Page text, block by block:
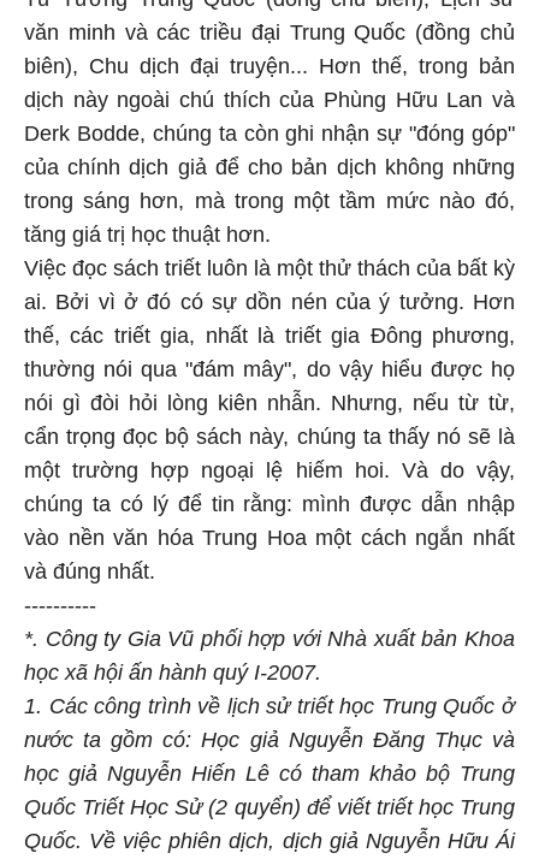
văn minh và các triều đại Trung Quốc (đồng chủ
biên), Chu dịch đại truyện... Hơn thế, trong bản
dịch này ngoài chú thích của Phùng Hữu Lan và
Derk Bodde, chúng ta còn ghi nhận sự "đóng góp"
của chính dịch giả để cho bản dịch không những
trong sáng hơn, mà trong một tầm mức nào đó,
tăng giá trị học thuật hơn.
Việc đọc sách triết luôn là một thử thách của bất kỳ
ai. Bởi vì ở đó có sự dồn nén của ý tưởng. Hơn
thế, các triết gia, nhất là triết gia Đông phương,
thường nói qua "đám mây", do vậy hiểu được họ
nói gì đòi hỏi lòng kiên nhẫn. Nhưng, nếu từ từ,
cẩn trọng đọc bộ sách này, chúng ta thấy nó sẽ là
một trường hợp ngoại lệ hiếm hoi. Và do vậy,
chúng ta có lý để tin rằng: mình được dẫn nhập
vào nền văn hóa Trung Hoa một cách ngắn nhất
và đúng nhất.
----------
*. Công ty Gia Vũ phối hợp với Nhà xuất bản Khoa
học xã hội ấn hành quý I-2007.
1. Các công trình về lịch sử triết học Trung Quốc ở
nước ta gồm có: Học giả Nguyễn Đăng Thục và
học giả Nguyễn Hiến Lê có tham khảo bộ Trung
Quốc Triết Học Sử (2 quyển) để viết triết học Trung
Quốc. Về việc phiên dịch, dịch giả Nguyễn Hữu Ái